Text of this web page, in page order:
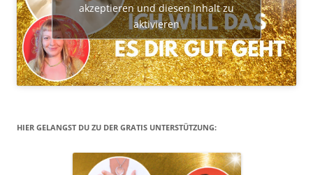
akzeptieren und diesen Inhalt zu
aktivieren
HIER GELANGST DU ZU DER GRATIS UNTERSTÜTZUNG: